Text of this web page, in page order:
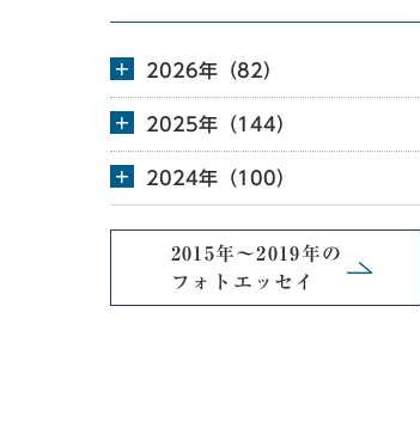
2026年（82）
2025年（144）
2024年（100）
2015年～2019年の
フォトエッセイ